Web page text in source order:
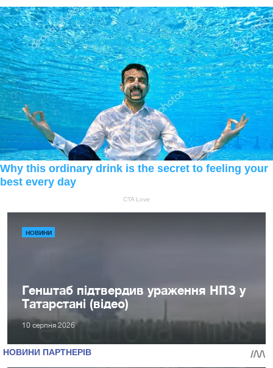
НОВИНИ
Генштаб підтвердив ураження НПЗ у
Татарстані (відео)
10 серпня 2026